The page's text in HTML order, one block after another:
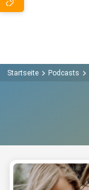
Startseite Podcasts